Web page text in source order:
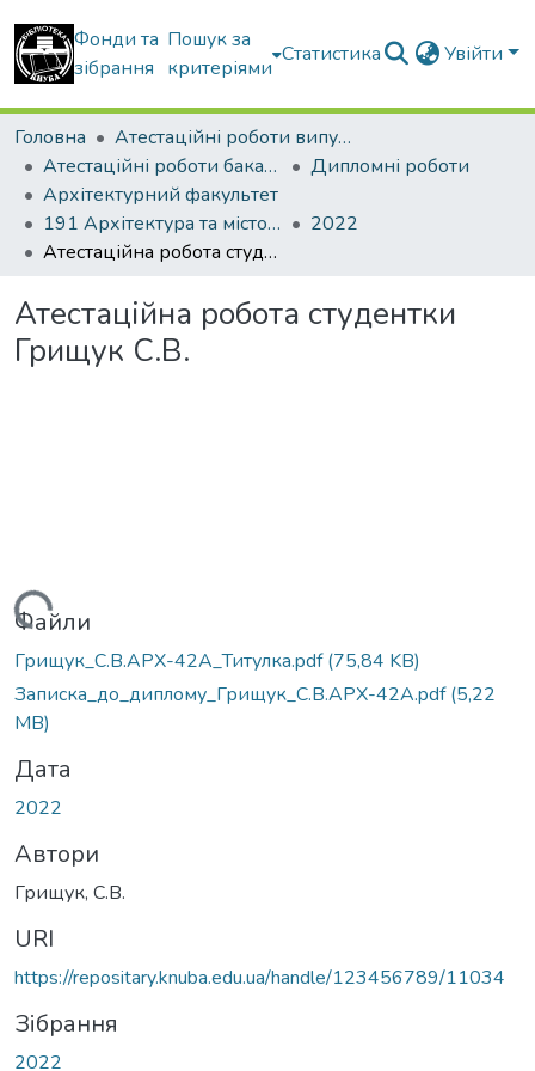
Фонди та
зібрання
Пошук за
критеріями
Статистика Увійти
Головна
Атестаційні роботи випускників
Атестаційні роботи бакалаврів
Дипломні роботи
Архітектурний факультет
191 Архітектура та містобудування
2022
Атестаційна робота студентки Грищук С.В.
Атестаційна робота студентки
Грищук С.В.
Вантажиться...
Файли
Грищук_С.В.АРХ-42А_Титулка.pdf(75,84 KB)
Записка_до_диплому_Грищук_С.В.АРХ-42А.pdf(5,22
MB)
Дата
2022
Автори
Грищук, С.В.
URI
https://repositary.knuba.edu.ua/handle/123456789/11034
Зібрання
2022